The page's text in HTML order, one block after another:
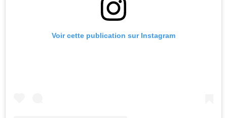
Voir cette publication sur Instagram